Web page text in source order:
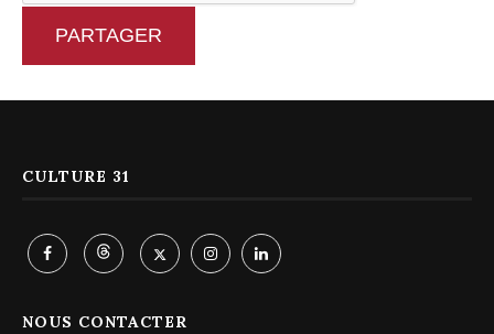
PARTAGER
CULTURE 31
NOUS CONTACTER